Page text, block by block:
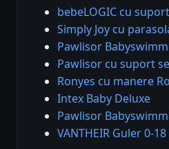
bebeLOGIC cu
Simply Joy cu
Pawlisor
Pawlisor cu suport
Ronyes cu manere
Intex Baby Deluxe
Pawlisor
VANTHEIR Guler 0-